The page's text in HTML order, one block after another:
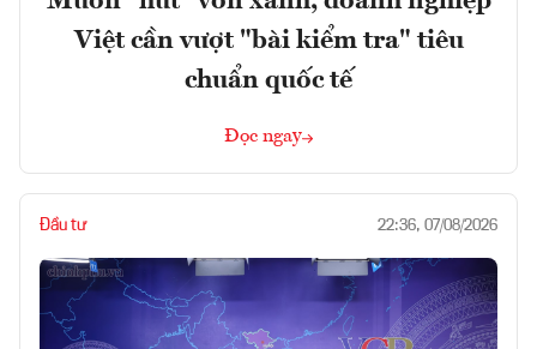
Việt cần vượt "bài kiểm tra" tiêu
chuẩn quốc tế
Đọc ngay
Đầu tư 22:36, 07/08/2026